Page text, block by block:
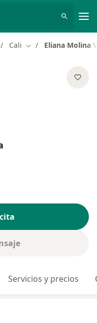
Cali Cambiar de ciudad
Eliana Molina
Servicios y precios